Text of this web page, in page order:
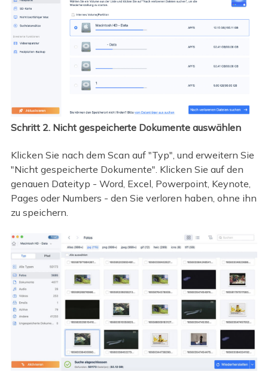
Schritt 2. Nicht gespeicherte Dokumente auswählen
Klicken Sie nach dem Scan auf "Typ", und erweitern Sie
"Nicht gespeicherte Dokumente". Klicken Sie auf den
genauen Dateityp - Word, Excel, Powerpoint, Keynote,
Pages oder Numbers - den Sie verloren haben, ohne ihn
zu speichern.